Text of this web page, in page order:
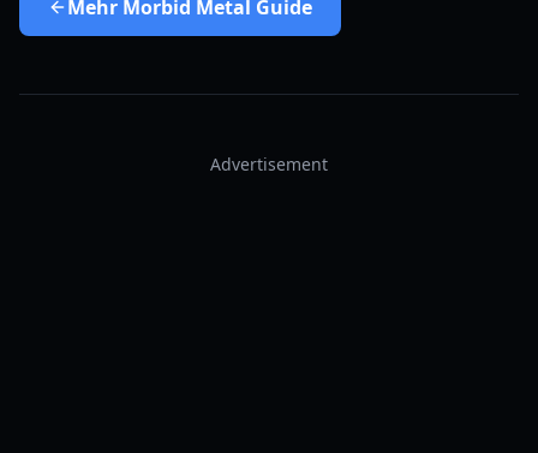
Mehr Morbid Metal Guide
Advertisement